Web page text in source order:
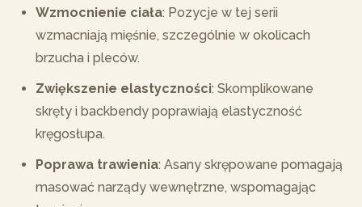
Wzmocnienie ciała: Pozycje w tej serii
wzmacniają mięśnie, szczególnie w okolicach
brzucha i pleców.
Zwiększenie elastyczności: Skomplikowane
skręty i backbendy poprawiają elastyczność
kręgosłupa.
Poprawa trawienia: Asany skrępowane pomagają
masować narządy wewnętrzne, wspomagając